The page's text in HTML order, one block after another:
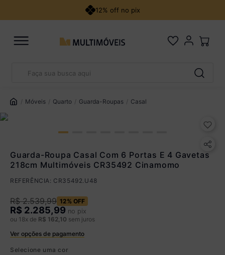
12% off no pix
Móveis Quarto Guarda-Roupas Casal
Guarda-Roupa Casal Com 6 Portas E 4 Gavetas
218cm Multimóveis CR35492 Cinamomo
REFERÊNCIA: CR35492.U48
R$ 2.539,99 12% OFF
R$ 2.285,99 no pix
ou 18x de R$ 162 10 sem juros
Ver opções de pagamento
Você economiza R$ 254,00
De 13x a 18x com juros
1,25% a.m
Parcele em até 18x. Juros aplicados a partir da 13ª parcela
Ver parcelamento detalhado
Selecione uma cor
1º
guarda roupa casal
4º
veneza